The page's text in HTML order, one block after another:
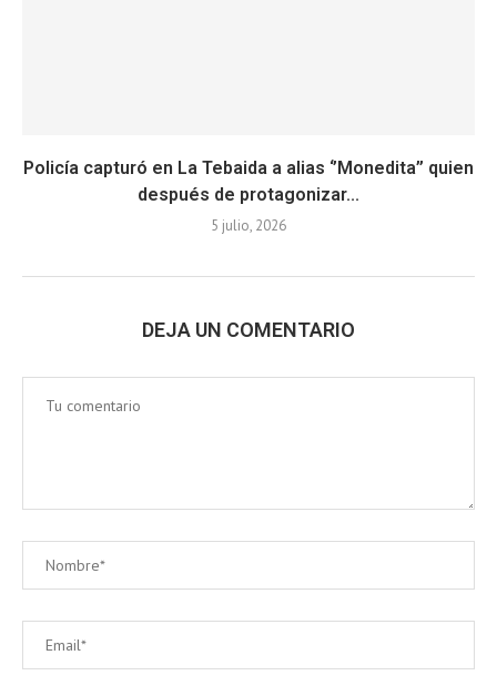
Policía capturó en La Tebaida a alias ‘’Monedita’’ quien
después de protagonizar...
5 julio, 2026
DEJA UN COMENTARIO